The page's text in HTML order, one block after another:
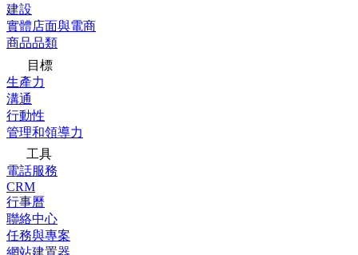
建設
實體店面與電商
商品品類
目標
生產力
溝通
行動性
管理和領導力
工具
電話服務
CRM
行事曆
聯絡中心
任務與專案
網站建置器